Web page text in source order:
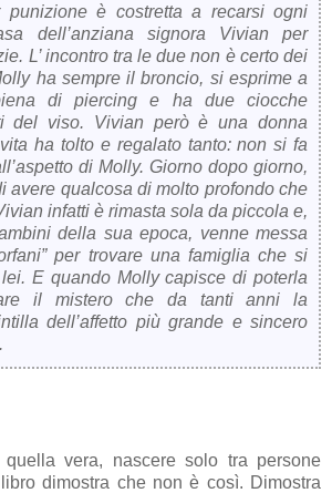
punizione è costretta a recarsi ogni
dell’anziana signora Vivian per
L’ incontro tra le due non è certo dei
ha sempre il broncio, si esprime a
di piercing e ha due ciocche
del viso. Vivian però è una donna
ha tolto e regalato tanto: non si fa
di Molly. Giorno dopo giorno,
avere qualcosa di molto profondo che
infatti è rimasta sola da piccola e,
della sua epoca, venne messa
per trovare una famiglia che si
E quando Molly capisce di poterla
il mistero che da tanti anni la
dell’affetto più grande e sincero
quella vera, nascere solo tra persone
dimostra che non è così. Dimostra